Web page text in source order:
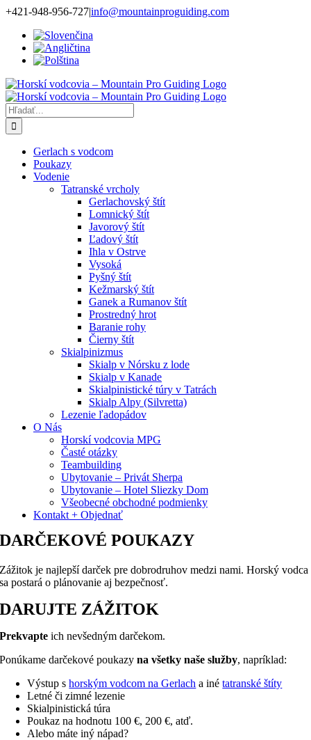
Skip
content
+421-948-956-727|info@mountainproguiding.com
Hľadať:
Gerlach s vodcom
Poukazy
Vodenie
Tatranské vrcholy
Gerlachovský štít
Lomnický štít
Javorový štít
Ľadový štít
Ihla v Ostrve
Vysoká
Pyšný štít
Kežmarský štít
Ganek a Rumanov štít
Prostredný hrot
Baranie rohy
Čierny štít
Skialpinizmus
Skialp v Nórsku z lode
Skialp v Kanade
Skialpinistické túry v Tatrách
Skialp Alpy (Silvretta)
Lezenie ľadopádov
O Nás
Horskí vodcovia MPG
Časté otázky
Teambuilding
Ubytovanie – Privát Sherpa
Ubytovanie – Hotel Sliezky Dom
Všeobecné obchodné podmienky
Kontakt + Objednať
DARČEKOVÉ POUKAZY
Zážitok je najlepší darček pre dobrodruhov medzi nami. Horský vodca
sa postará o plánovanie aj bezpečnosť.
DARUJTE ZÁŽITOK
Prekvapte ich nevšedným darčekom.
Ponúkame darčekové poukazyna všetky naše služby, napríklad:
Výstup shorským vodcom na Gerlach a inétatranské štíty
Letné či zimné lezenie
Skialpinistická túra
Poukaz na hodnotu 100 €, 200 €, atď.
Alebo máte iný nápad?